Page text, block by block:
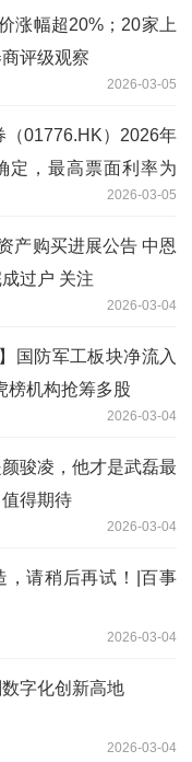
涨幅超20%；20家上
评级观察
2026-03-05
（01776.HK）2026年
定，最高票面利率为
2026-03-05
产购买进展公告 中恩
过户 关注
2026-03-04
国防军工板块净流入
榜机构抢筹多股
2026-03-04
骏凌，他才是武磊最
得期待
2026-03-04
，请稍后再试！|百事
2026-03-04
字化创新高地
2026-03-04